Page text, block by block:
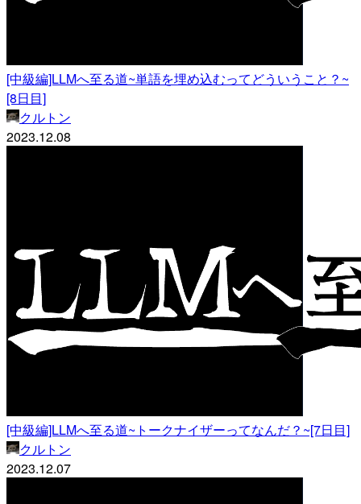
[中級編]LLMへ至る道~単語を埋め込むってどういうこと？~
[8日目]
クルトン
2023.12.08
[中級編]LLMへ至る道~トークナイザーってなんだ？~[7日目]
クルトン
2023.12.07